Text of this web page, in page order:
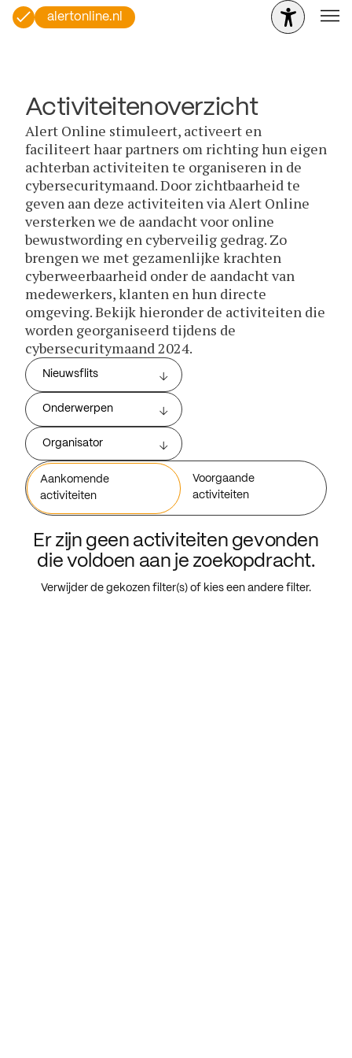
alertonline.nl
Activiteitenoverzicht
Alert Online stimuleert, activeert en
faciliteert haar partners om richting hun eigen
achterban activiteiten te organiseren in de
cybersecuritymaand. Door zichtbaarheid te
geven aan deze activiteiten via Alert Online
versterken we de aandacht voor online
bewustwording en cyberveilig gedrag. Zo
brengen we met gezamenlijke krachten
cyberweerbaarheid onder de aandacht van
medewerkers, klanten en hun directe
omgeving. Bekijk hieronder de activiteiten die
worden georganiseerd tijdens de
cybersecuritymaand 2024.
Nieuwsflits
Onderwerpen
Organisator
Aankomende
activiteiten
Voorgaande
activiteiten
Er zijn geen activiteiten gevonden
die voldoen aan je zoekopdracht.
Verwijder de gekozen filter(s) of kies een andere filter.